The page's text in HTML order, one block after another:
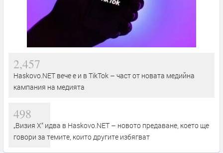
2,457
Haskovo.NET вече е и в TikTok – част от новата медийна
кампания на медията
498
„Визия Х“ идва в Haskovo.NET – новото предаване, което ще
говори за темите, които другите избягват